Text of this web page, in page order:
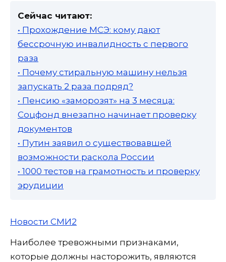
Сейчас читают:
• Прохождение МСЭ: кому дают
бессрочную инвалидность с первого
раза
• Почему стиральную машину нельзя
запускать 2 раза подряд?
• Пенсию «заморозят» на 3 месяца:
Соцфонд внезапно начинает проверку
документов
• Путин заявил о существовавшей
возможности раскола России
• 1000 тестов на грамотность и проверку
эрудиции
Новости СМИ2
Наиболее тревожными признаками,
которые должны насторожить, являются